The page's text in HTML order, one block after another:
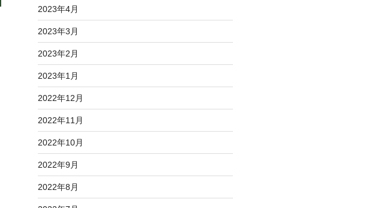
2023年4月
2023年3月
2023年2月
2023年1月
2022年12月
2022年11月
2022年10月
2022年9月
2022年8月